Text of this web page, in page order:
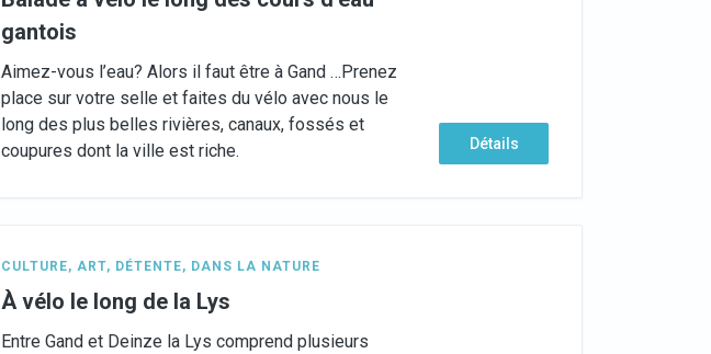
gantois
Aimez-vous l’eau? Alors il faut être à Gand …Prenez
place sur votre selle et faites du vélo avec nous le
long des plus belles rivières, canaux, fossés et
coupures dont la ville est riche.
Détails
CULTURE, ART, DÉTENTE, DANS LA NATURE
À vélo le long de la Lys
Entre Gand et Deinze la Lys comprend plusieurs